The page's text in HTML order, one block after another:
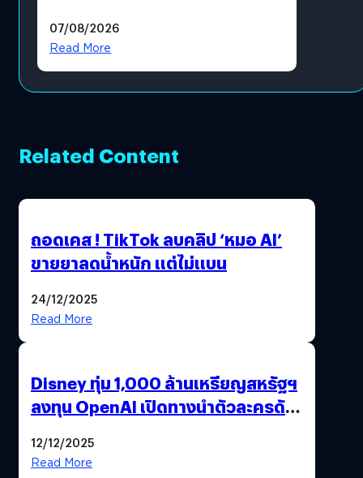
โดยตรง
07/08/2026
Read More
Related Content
ถอดเคส ! TikTok ลบคลิป ‘หมอ AI’
ขายยาลดน้ำหนัก แต่ไม่แบน
24/12/2025
Read More
Disney ทุ่ม 1,000 ล้านเหรียญสหรัฐฯ
ลงทุน OpenAI เปิดทางนำตัวละครดัง
12/12/2025
Read More